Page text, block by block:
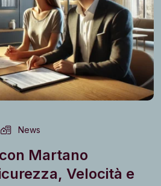
News
Martano
Velocità e